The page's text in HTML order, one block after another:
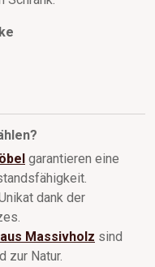
garantieren eine
dank der
Massivholz sind
zur Natur.